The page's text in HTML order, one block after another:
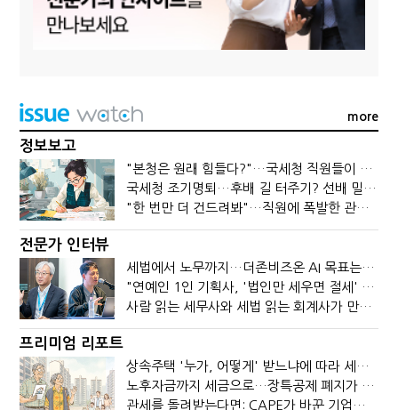
more
정보보고
"본청은 원래 힘들다?"…국세청 직원들이 떠나는 이유
국세청 조기명퇴…후배 길 터주기? 선배 밀어내기?
"한 번만 더 건드려봐"…직원에 폭발한 관세청장, 왜?
전문가 인터뷰
세법에서 노무까지…더존비즈온 AI 목표는 '전문가의 시간'
"연예인 1인 기획사, '법인만 세우면 절세' 시대 끝났다"
사람 읽는 세무사와 세법 읽는 회계사가 만나면?
프리미엄 리포트
상속주택 '누가, 어떻게' 받느냐에 따라 세금이 달라진다
노후자금까지 세금으로…장특공제 폐지가 부를 조세의 역설
관세를 돌려받는다면: CAPE가 바꾼 기업의 현금흐름